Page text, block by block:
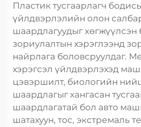
Пластик тусгаарлагч
үйлдвэрлэлийн олон
шаардлагуудыг хөгжүүлсэн
зориулалтын хэрэглээнд
найрлага боловсруулдаг.
хэрэгсэл үйлдвэрлэхэд
цэвэршилт, биологийн
шаардлагыг хангасан
шаардлагатай бол авто
шатахуун, тос, экстремаль